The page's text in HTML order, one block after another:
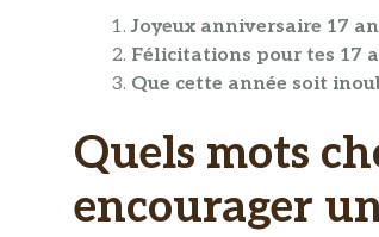
Joyeux anniversaire 17
Félicitations pour tes 17
Que cette année soit
Quels mots
encourager